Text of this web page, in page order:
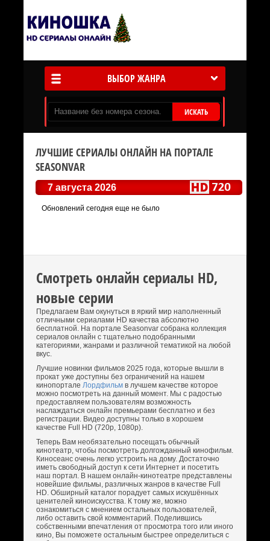
ВЫБОР ЖАНРА
ИСКАТЬ
ЛУЧШИЕ СЕРИАЛЫ ОНЛАЙН НА ПОРТАЛЕ
SEASONVAR
7 августа 2026
Обновлений сегодня еще не было
Смотреть онлайн сериалы HD,
новые серии
Предлагаем Вам окунуться в яркий мир наполненный
отличными сериалами HD качества абсолютно
бесплатной. На портале Seasonvar собрана коллекция
сериалов онлайн с тщательно подобранными
категориями, жанрами и различной тематикой на любой
вкус.
Лучшие новинки фильмов 2025 года, которые вышли в
прокат уже доступны без ограничений на нашем
кинопортале Лордфильм в лучшем качестве которое
можно посмотреть на данный момент. Мы с радостью
предоставляем пользователям возможность
наслаждаться онлайн премьерами бесплатно и без
регистрации. Видео доступны только в хорошем
качестве Full HD (720p, 1080p).
Теперь Вам необязательно посещать обычный
кинотеатр, чтобы посмотреть долгожданный кинофильм.
Киносеанс очень легко устроить на дому. Достаточно
иметь свободный доступ к сети Интернет и посетить
наш портал. В нашем онлайн-кинотеатре представлены
новейшие фильмы, различных жанров в качестве Full
HD. Обширный каталог порадует самых искушённых
ценителей киноискусства. К тому же, можно
ознакомиться с мнением остальных пользователей,
либо оставить свой комментарий. Поделившись
собственными впечатления от просмотра того или иного
кино, Вы поможете остальным быстрее определиться с